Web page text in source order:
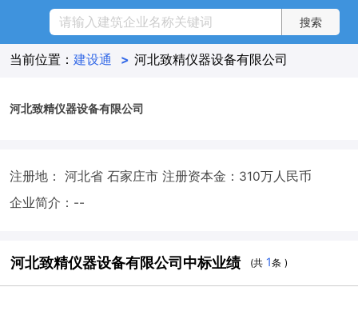
当前位置： 建设通 > 河北致精仪器设备有限公司
河北致精仪器设备有限公司
注册地： 河北省 石家庄市 注册资本金：310万人民币
企业简介：--
河北致精仪器设备有限公司中标业绩 (共 1条 )